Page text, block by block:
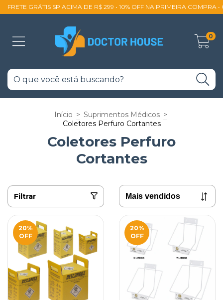
FRETE GRÁTIS SP ACIMA DE R$ 299 • 10% OFF NA PRIMEIRA COMPRA
0
Início > Suprimentos Médicos >
Coletores Perfuro Cortantes
Coletores Perfuro
Cortantes
Filtrar
20%
OFF
20%
OFF